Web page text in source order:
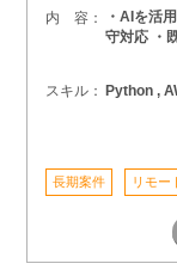
内 容：
・AIを活
守対応 ・
スキル： Python ,
長期案件 リモー